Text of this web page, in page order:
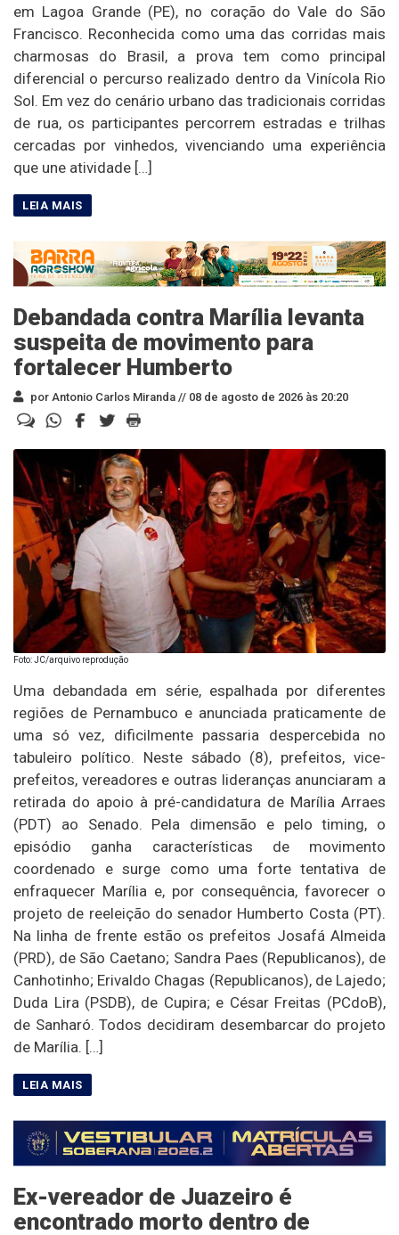
em Lagoa Grande (PE), no coração do Vale do São
Francisco. Reconhecida como uma das corridas mais
charmosas do Brasil, a prova tem como principal
diferencial o percurso realizado dentro da Vinícola Rio
Sol. Em vez do cenário urbano das tradicionais corridas
de rua, os participantes percorrem estradas e trilhas
cercadas por vinhedos, vivenciando uma experiência
que une atividade […]
Debandada contra Marília levanta
suspeita de movimento para
fortalecer Humberto
por Antonio Carlos Miranda // 08 de agosto de 2026 às 20:20
Foto: JC/arquivo reprodução
Uma debandada em série, espalhada por diferentes
regiões de Pernambuco e anunciada praticamente de
uma só vez, dificilmente passaria despercebida no
tabuleiro político. Neste sábado (8), prefeitos, vice-
prefeitos, vereadores e outras lideranças anunciaram a
retirada do apoio à pré-candidatura de Marília Arraes
(PDT) ao Senado. Pela dimensão e pelo timing, o
episódio ganha características de movimento
coordenado e surge como uma forte tentativa de
enfraquecer Marília e, por consequência, favorecer o
projeto de reeleição do senador Humberto Costa (PT).
Na linha de frente estão os prefeitos Josafá Almeida
(PRD), de São Caetano; Sandra Paes (Republicanos), de
Canhotinho; Erivaldo Chagas (Republicanos), de Lajedo;
Duda Lira (PSDB), de Cupira; e César Freitas (PCdoB),
de Sanharó. Todos decidiram desembarcar do projeto
de Marília. […]
Ex-vereador de Juazeiro é
encontrado morto dentro de